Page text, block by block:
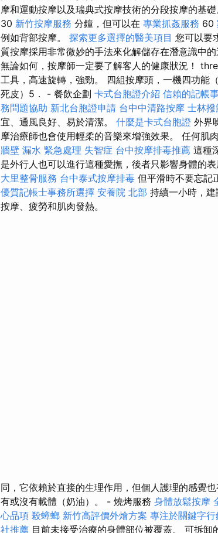
摩和運動按摩以及瑞典式按摩技術的分段按摩的基礎
30 新竹按摩服務 分鐘，但可以在 專業抓姦服務 60
例如背部按摩。 探索更多選擇的醫美項目 您可以要
質按摩採用非常微妙的手法來化解儲存在潛意識中
無論如何，按摩師一定要了解客人的健康狀況！
工具，高速旋轉，強勁。 四組按摩頭，一機四功能
死皮）5． - 餐飲企劃 卡式台胞證介紹 信賴的記帳
務問題協助 新北台胞證申請 台中中清路按摩 士林
宜、通風良好、易於清潔。 什麼是卡式台胞證 外界
摩治療師也會使用輕柔的音樂來增強效果。 任何肌
牆壁 漏水 緊急處理 失智症 台中按摩排毒推薦 這種
是外行人也可以進行這種愛撫，後者只影響身體的表
大里整骨服務 台中泰式按摩排毒 但平滑時不要忘記
優質記帳士事務所選擇 安養院 北部 持續一小時，
按摩、疲勞和肌肉發熱。
同，它依賴於直接的生理作用，但個人護理的感覺
有或沒有載體（奶油）。 - 燒烤服務 身體放鬆按摩
心品項 殺蟑螂 新竹高評價外燴方案 專注於關鍵字
社推薦 目前未接受治療的身體部位被覆蓋。 可拆